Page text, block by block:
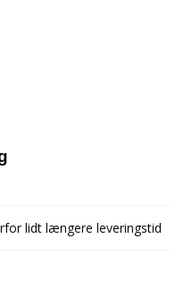
lidt længere leveringstid